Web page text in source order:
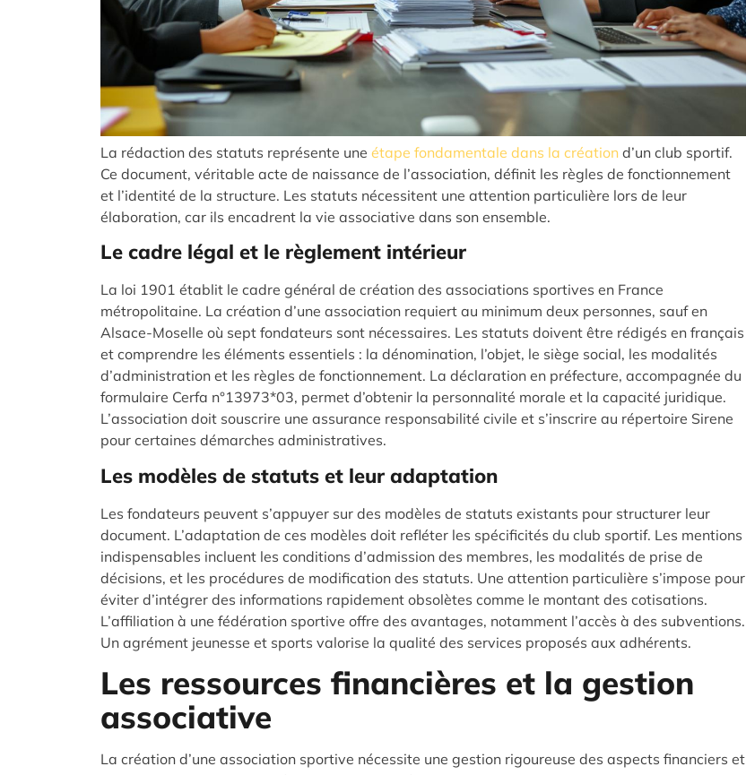
La rédaction des statuts représente une étape fondamentale dans la création d’un club sportif.
Ce document, véritable acte de naissance de l’association, définit les règles de fonctionnement
et l’identité de la structure. Les statuts nécessitent une attention particulière lors de leur
élaboration, car ils encadrent la vie associative dans son ensemble.
Le cadre légal et le règlement intérieur
La loi 1901 établit le cadre général de création des associations sportives en France
métropolitaine. La création d’une association requiert au minimum deux personnes, sauf en
Alsace-Moselle où sept fondateurs sont nécessaires. Les statuts doivent être rédigés en français
et comprendre les éléments essentiels : la dénomination, l’objet, le siège social, les modalités
d’administration et les règles de fonctionnement. La déclaration en préfecture, accompagnée du
formulaire Cerfa n°13973*03, permet d’obtenir la personnalité morale et la capacité juridique.
L’association doit souscrire une assurance responsabilité civile et s’inscrire au répertoire Sirene
pour certaines démarches administratives.
Les modèles de statuts et leur adaptation
Les fondateurs peuvent s’appuyer sur des modèles de statuts existants pour structurer leur
document. L’adaptation de ces modèles doit refléter les spécificités du club sportif. Les mentions
indispensables incluent les conditions d’admission des membres, les modalités de prise de
décisions, et les procédures de modification des statuts. Une attention particulière s’impose pour
éviter d’intégrer des informations rapidement obsolètes comme le montant des cotisations.
L’affiliation à une fédération sportive offre des avantages, notamment l’accès à des subventions.
Un agrément jeunesse et sports valorise la qualité des services proposés aux adhérents.
Les ressources financières et la gestion
associative
La création d’une association sportive nécessite une gestion rigoureuse des aspects financiers et